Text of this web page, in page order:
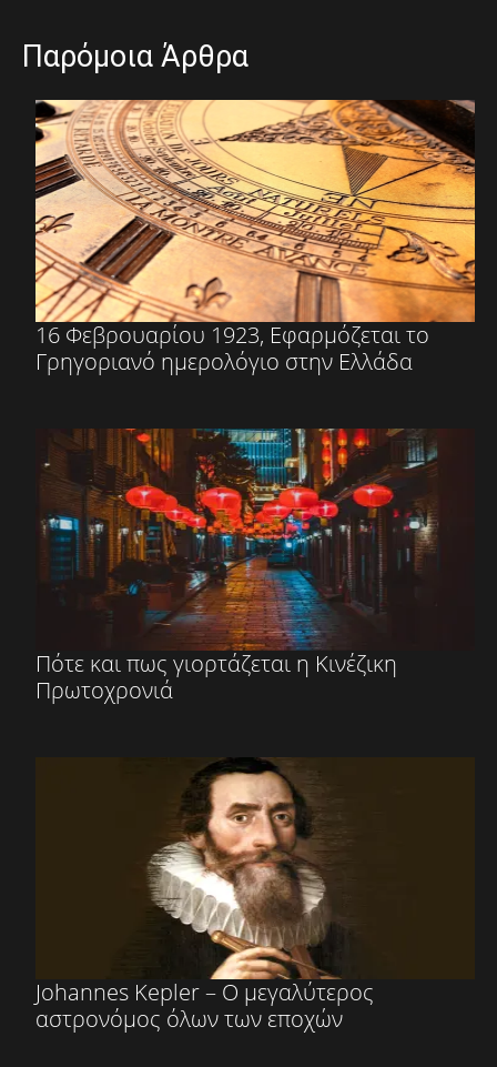
Παρόμοια Άρθρα
16 Φεβρουαρίου 1923, Εφαρμόζεται το
Γρηγοριανό ημερολόγιο στην Ελλάδα
Πότε και πως γιορτάζεται η Κινέζικη
Πρωτοχρονιά
Johannes Kepler – Ο μεγαλύτερος
αστρονόμος όλων των εποχών